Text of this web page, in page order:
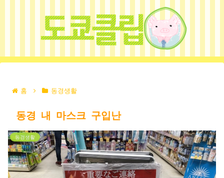
홈 동경생활
동경 내 마스크 구입난
동경생활